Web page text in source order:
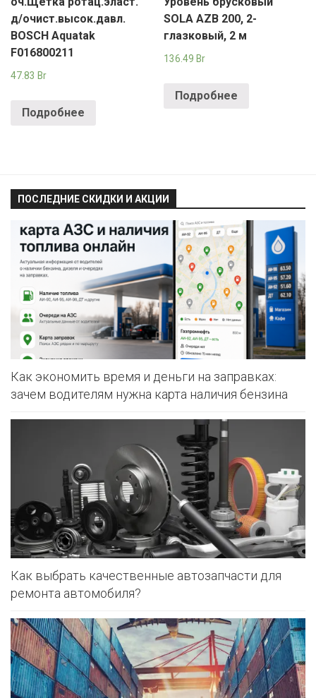
д/очист.высок.давл.
BOSCH Aquatak
F016800211
47.83 Br
Подробнее
SOLA AZB 200, 2-
глазковый, 2 м
136.49 Br
Подробнее
ПОСЛЕДНИЕ СКИДКИ И АКЦИИ
Как экономить время и деньги на заправках:
зачем водителям нужна карта наличия бензина
Как выбрать качественные автозапчасти для
ремонта автомобиля?